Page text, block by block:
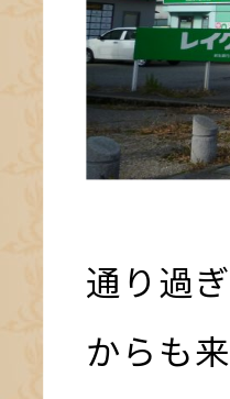
通り過
からも